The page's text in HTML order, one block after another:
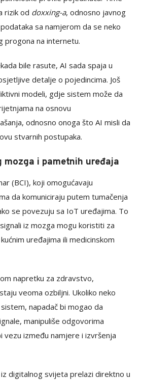
rizik od doxxing-a, odnosno javnog
sa namjerom da se neko
progona na internetu.
bile rasute, AI sada spaja u
detalje o pojedincima. Još
modeli, gdje sistem može da
na osnovu
odnosno onoga što AI misli da
stvarnih postupaka.
mozga i pametnih uređaja
(BCI), koji omogućavaju
da komuniciraju putem tumačenja
se povezuju sa IoT uređajima. To
iz mozga mogu koristiti za
uređajima ili medicinskom
napretku za zdravstvo,
veoma ozbiljni. Ukoliko neko
napadač bi mogao da
manipuliše odgovorima
vezu između namjere i izvršenja
digitalnog svijeta prelazi direktno u